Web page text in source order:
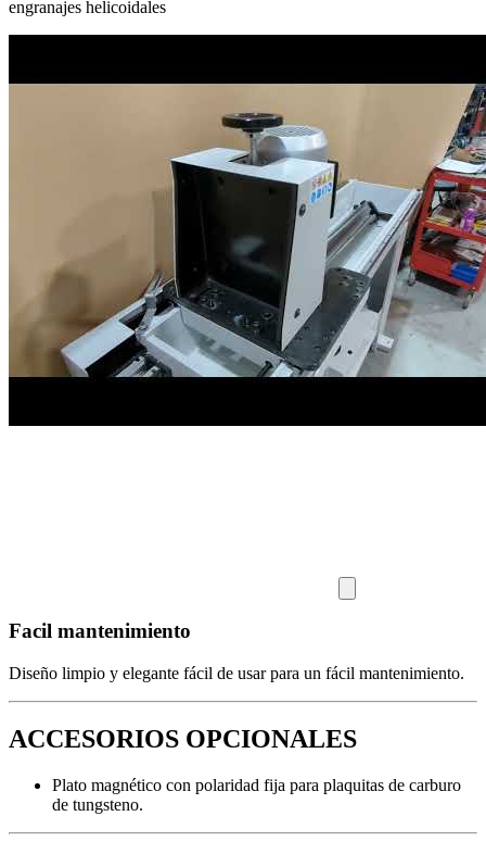
engranajes helicoidales
Facil mantenimiento
Diseño limpio y elegante fácil de usar para un fácil mantenimiento.
ACCESORIOS OPCIONALES
Plato magnético con polaridad fija para plaquitas de carburo
de tungsteno.